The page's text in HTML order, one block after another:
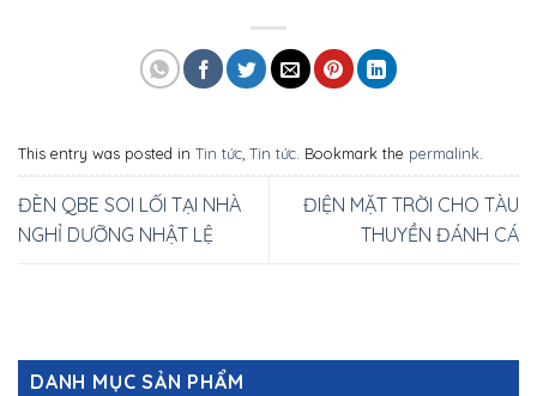
This entry was posted in Tin tức Tin tức . Bookmark the permalink
ĐÈN QBE SOI LỐI TẠI NHÀ
NGHỈ DƯỠNG NHẬT LỆ
ĐIỆN MẶT TRỜI CHO TÀU
THUYỀN ĐÁNH CÁ
DANH MỤC SẢN PHẨM